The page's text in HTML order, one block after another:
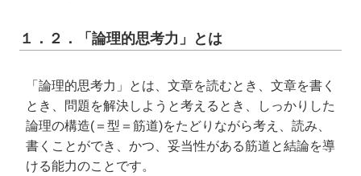
１．２．「論理的思考力」とは
「論理的思考力」とは、文章を読むとき、文章を書く
とき、問題を解決しようと考えるとき、しっかりした
論理の構造(＝型＝筋道)をたどりながら考え、読み、
書くことができ、かつ、妥当性がある筋道と結論を導
ける能力のことです。